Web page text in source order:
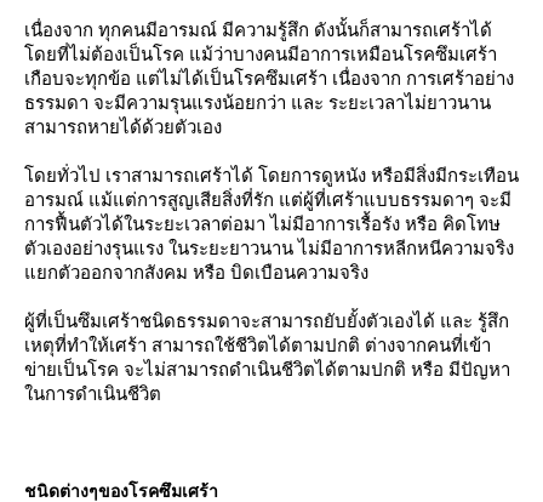
ตรเจน)
3. ออกกำลังกา
การออกกำลังกาย จัดเป็น 1 ในวิธีดูแลสุขภาพร่างกายยอดฮิต ออก
ช่วยร่างกายเราได้เสมอ
เนื่องจาก ทุกคนมีอารมณ์ มีความรู้สึก ดังนั้นก็สามารถเศร้าได้
ดยที่ไม่ต้องเป็นโรค แม้ว่าบางคนมีอาการเหมือนโรคซึมเศร้า
เกือบจะทุกข้อ แต่ไม่ได้เป็นโรคซึมเศร้า เนื่องจาก การเศร้าอย่าง
ธรรมดา จะมีความรุนแรงน้อยกว่า และ ระยะเวลาไม่ยาวนาน
สามารถหายได้ด้วยตัวเอง
ดยทั่วไป เราสามารถเศร้าได้ โดยการดูหนัง หรือมีสิ่งมีกระเทือน
อารมณ์ แม้แต่การสูญเสียสิ่งที่รัก แต่ผู้ที่เศร้าแบบธรรมดาๆ จะมี
การฟื้นตัวได้ในระยะเวลาต่อมา ไม่มีอาการเรื้อรัง หรือ คิดโทษ
ตัวเองอย่างรุนแรง ในระยะยาวนาน ไม่มีอาการหลีกหนีความจริง
กตัวออกจากสังคม หรือ บิดเบือนความจริง
ผู้ที่เป็นซึมเศร้าชนิดธรรมดาจะสามารถยับยั้งตัวเองได้ และ รู้สึก
เหตุที่ทำให้เศร้า สามารถใช้ชีวิตได้ตามปกติ ต่างจากคนที่เข้า
ข่ายเป็นโรค จะไม่สามารถดำเนินชีวิตได้ตามปกติ หรือ มีปัญหา
นการดำเนินชีวิต
ชนิดต่างๆของโรคซึมเศร้า